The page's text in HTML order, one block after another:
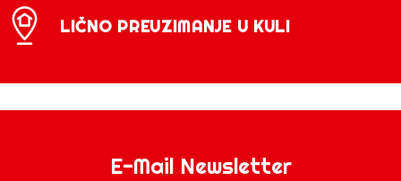
LIČNO PREUZIMANJE U KULI
E-Mail Newsletter